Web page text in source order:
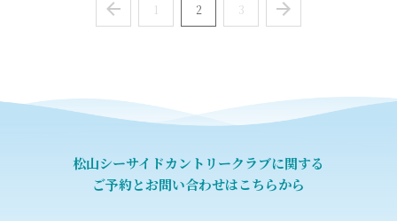
Prev 1 2 3 Next
松山シーサイドカントリークラブに関する
ご予約とお問い合わせはこちらから